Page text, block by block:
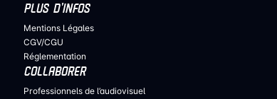
PLUS D’INFOS
Mentions Légales
CGV/CGU
Réglementation
COLLABORER
Professionnels de l’audiovisuel